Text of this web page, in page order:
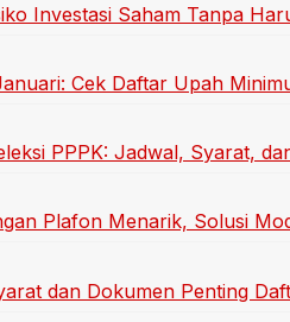
Investasi Saham Tanpa
Cek Daftar Upah
PPPK: Jadwal, Syarat,
Plafon Menarik, Solusi
dan Dokumen Penting